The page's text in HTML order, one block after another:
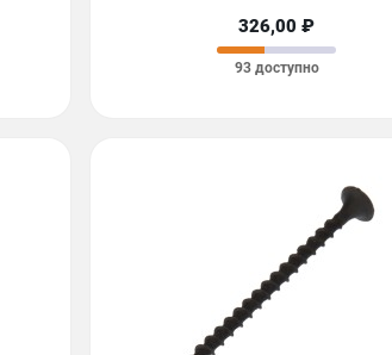
326,00 ₽
93 доступно